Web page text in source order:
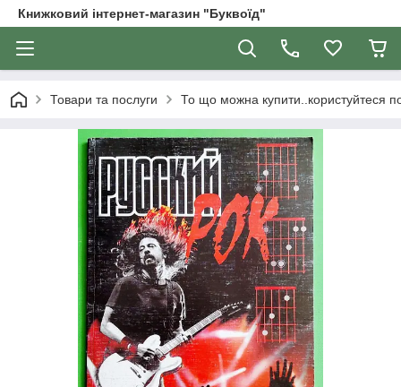
Книжковий інтернет-магазин "Буквоїд"
Товари та послуги То що можна купити..користуйтеся